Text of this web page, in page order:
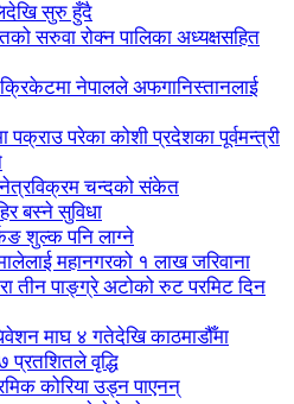
सुरु हुँदै
सरुवा रोक्न पालिका अध्यक्षसहित
नेपालले अफगानिस्तानलाई
पक्राउ परेका कोशी प्रदेशका पूर्वमन्त्री
नेत्रविक्रम चन्दको संकेत
बस्ने सुविधा
शुल्क पनि लाग्ने
महानगरको १ लाख जरिवाना
तीन पाङ्ग्रे अटोको रुट परमिट दिन
माघ ४ गतेदेखि काठमाडौँमा
वृद्धि
कोरिया उड्न पाएनन्